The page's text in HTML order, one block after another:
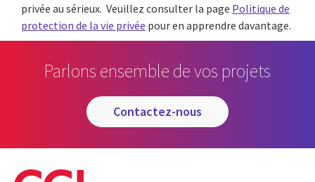
privée au sérieux. Veuillez consulter la page Politique de
protection de la vie privée pour en apprendre davantage.
Parlons ensemble de vos projets
contactez-nous